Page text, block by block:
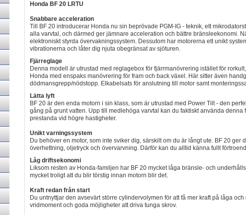
Honda BF 20 LRTU
Snabbare acceleration
Till BF 20 introducerar Honda nu sin beprövade PGM-IG - teknik, ett
alla varvtal, och därmed ger jämnare acceleration och bättre bränsleekonomi.
elektroniskt styrda övervakningssystem. Dessutom har motorerna ett unikt
vibrationerna och låter dig njuta obegränsat av sjöturen.
Fjärreglage
Denna modell är utrustad med reglagebox för fjärrmanövrering istället för
Honda med enspaks manövrering för fram och back växel. Här sitter även
dödmansgrepp/nödstopp. Elkabelsats för anslutning till motor samt
Lätta lyft
BF 20 är den enda motorn i sin klass, som är utrustad med Power Tilt - den
gång på grunt vatten. Upp till medlehöga varvtal kan du faktiskt använda
prestanda vid högre hastigheter.
Unikt varningssystem
Du behöver en motor, som inte sviker dig, särskilt om du är långt ute. BF 20 ger
överhettning, oljetryck och övervarvning. Därför kan du alltid känna fullt
Låg driftsekonomi
Liksom resten av Honda-familjen har BF 20 mycket låga bränsle- och
mycket troligt att du blir törstig innan motorn blir det.
Kraft redan från start
Du untnyttjar den avsevärt större cylindervolymen för att få mer kraft på låga
vridmoment och goda möjligheter att driva tunga skrov.